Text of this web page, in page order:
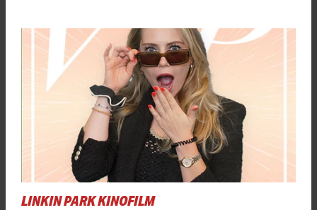
LINKIN PARK KINOFILM